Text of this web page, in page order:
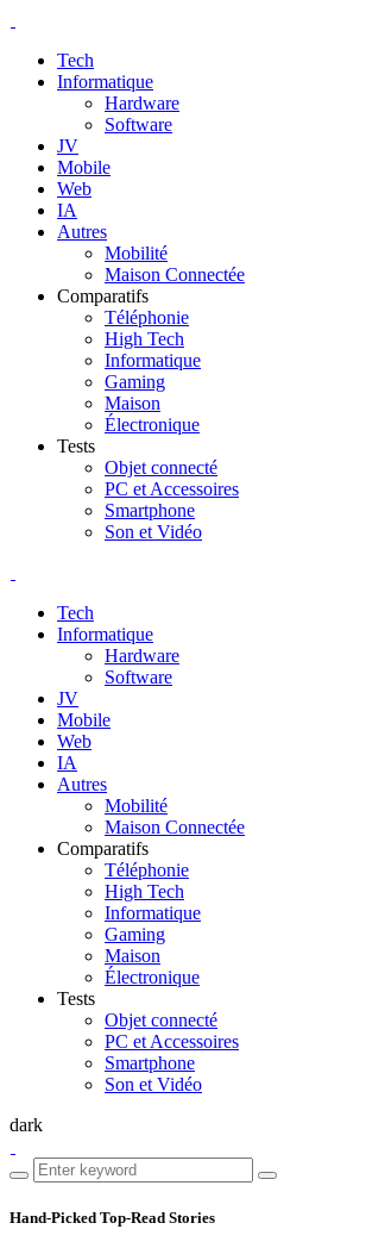
Tech
Informatique
Hardware
Software
JV
Mobile
Web
IA
Autres
Mobilité
Maison Connectée
Comparatifs
Téléphonie
High Tech
Informatique
Gaming
Maison
Électronique
Tests
Objet connecté
PC et Accessoires
Smartphone
Son et Vidéo
Tech
Informatique
Hardware
Software
JV
Mobile
Web
IA
Autres
Mobilité
Maison Connectée
Comparatifs
Téléphonie
High Tech
Informatique
Gaming
Maison
Électronique
Tests
Objet connecté
PC et Accessoires
Smartphone
Son et Vidéo
dark
Hand-Picked Top-Read Stories